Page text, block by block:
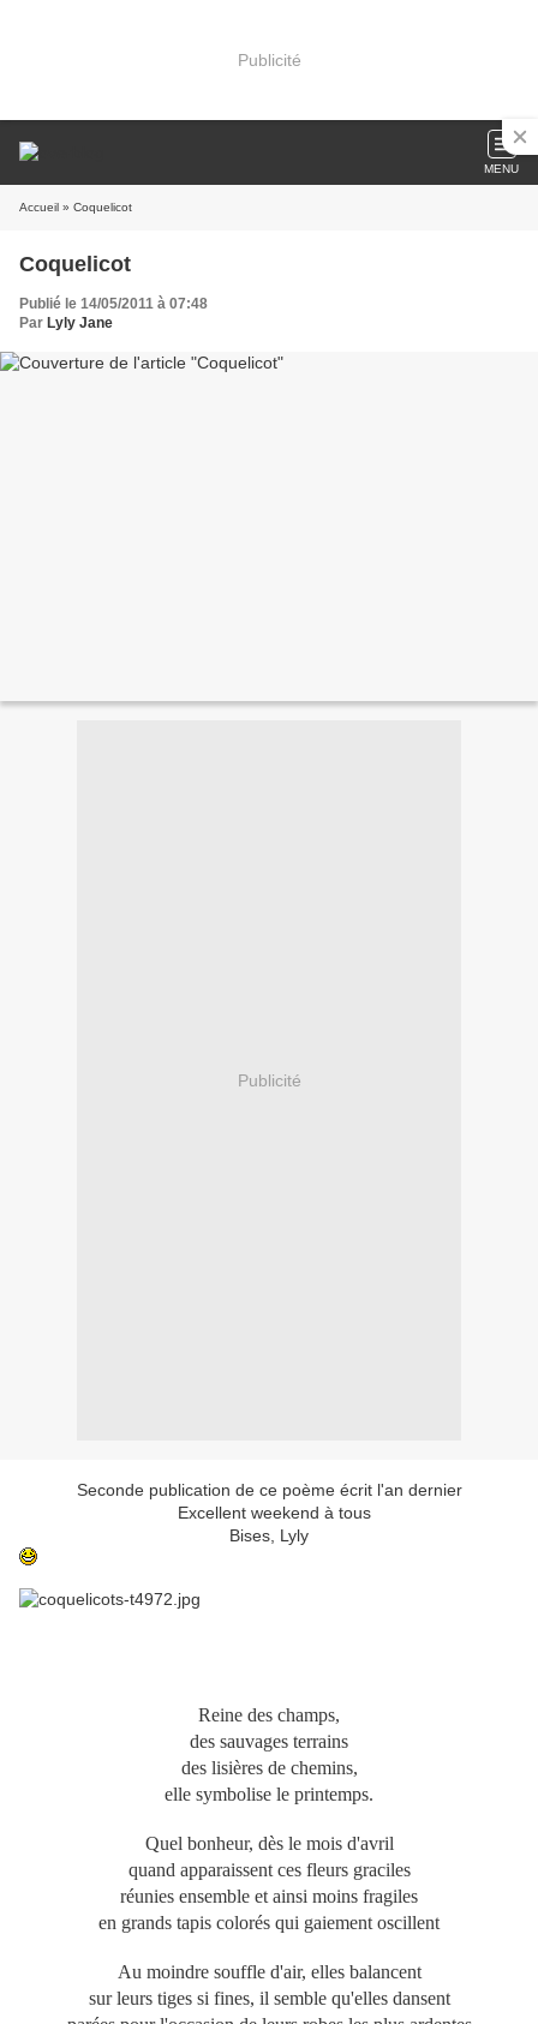
Publicité
MENU
Accueil » Coquelicot
Coquelicot
Publié le 14/05/2011 à 07:48
Par Lyly Jane
Publicité
Seconde publication de ce poème écrit l'an dernier
Excellent weekend à tous
Bises, Lyly
Reine des champs,
des sauvages terrains
des lisières de chemins,
elle symbolise le printemps.
Quel bonheur, dès le mois d'avril
quand apparaissent ces fleurs graciles
réunies ensemble et ainsi moins fragiles
en grands tapis colorés qui gaiement oscillent
Au moindre souffle d'air, elles balancent
sur leurs tiges si fines, il semble qu'elles dansent